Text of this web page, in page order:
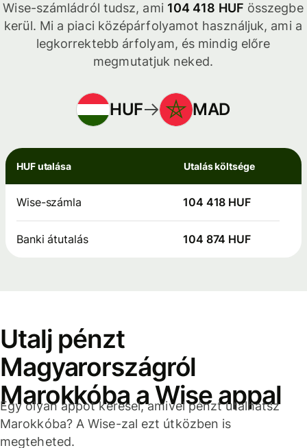
Wise-számládról tudsz, ami 104 418 HUF összegbe
kerül. Mi a piaci középárfolyamot használjuk, ami a
legkorrektebb árfolyam, és mindig előre
megmutatjuk neked.
HUF MAD
HUF utalása Utalás költsége
Wise-számla 104 418 HUF
Banki átutalás 104 874 HUF
Utalj pénzt
Magyarországról
Marokkóba a Wise appal
Egy olyan appot keresel, amivel pénzt utalhatsz
Marokkóba? A Wise-zal ezt útközben is
megteheted.